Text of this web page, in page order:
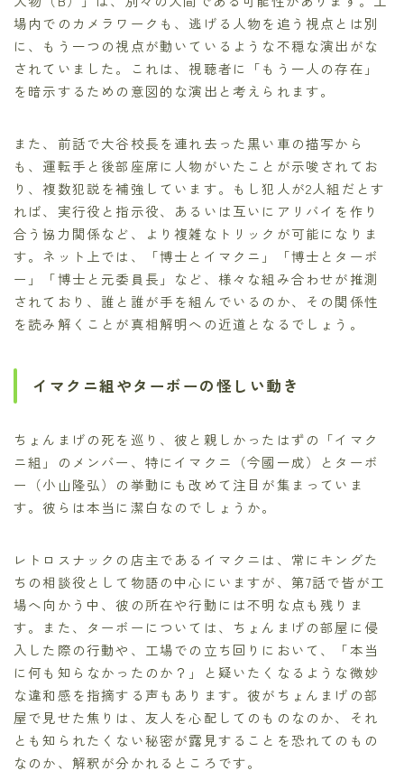
場内でのカメラワークも、逃げる人物を追う視点とは別
に、もう一つの視点が動いているような不穏な演出がな
されていました。これは、視聴者に「もう一人の存在」
を暗示するための意図的な演出と考えられます。
また、前話で大谷校長を連れ去った黒い車の描写から
も、運転手と後部座席に人物がいたことが示唆されてお
り、複数犯説を補強しています。もし犯人が2人組だとす
れば、実行役と指示役、あるいは互いにアリバイを作り
合う協力関係など、より複雑なトリックが可能になりま
す。ネット上では、「博士とイマクニ」「博士とターボ
ー」「博士と元委員長」など、様々な組み合わせが推測
されており、誰と誰が手を組んでいるのか、その関係性
を読み解くことが真相解明への近道となるでしょう。
イマクニ組やターボーの怪しい動き
ちょんまげの死を巡り、彼と親しかったはずの「イマク
ニ組」のメンバー、特にイマクニ（今國一成）とターボ
ー（小山隆弘）の挙動にも改めて注目が集まっていま
す。彼らは本当に潔白なのでしょうか。
レトロスナックの店主であるイマクニは、常にキングた
ちの相談役として物語の中心にいますが、第7話で皆が工
場へ向かう中、彼の所在や行動には不明な点も残りま
す。また、ターボーについては、ちょんまげの部屋に侵
入した際の行動や、工場での立ち回りにおいて、「本当
に何も知らなかったのか？」と疑いたくなるような微妙
な違和感を指摘する声もあります。彼がちょんまげの部
屋で見せた焦りは、友人を心配してのものなのか、それ
とも知られたくない秘密が露見することを恐れてのもの
なのか、解釈が分かれるところです。